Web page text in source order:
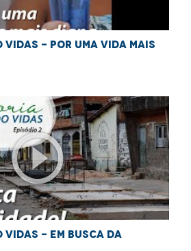
- Por uma vida mais
play_circle_outline
- Em busca da